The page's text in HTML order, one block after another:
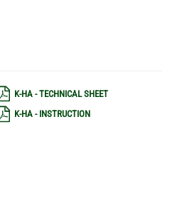
K-HA - TECHNICAL SHEET
K-HA - INSTRUCTION